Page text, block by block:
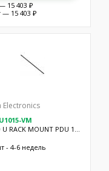
15 403 ₽
— 15 403 ₽
Electronics
VM
U RACK MOUNT PDU 10
- 4-6 недель